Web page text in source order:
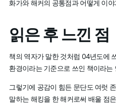
화가와 해커의 공통점과 어떻게 이
읽은 후 느낀 점
책의 역자가 말한 것처럼 04년도에
환경이라는 기준으로 쓰인 책이라는
그렇기에 공감이 힘든 문단도 여럿
말하는 해킹을 한 해커로써 배울 점